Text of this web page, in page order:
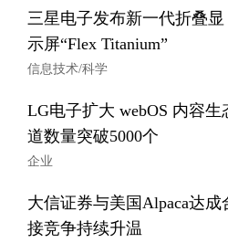
三星电子发布新一代折叠显
示屏“Flex Titanium”
信息技术/科学
LG电子扩大 webOS 内容生
道数量突破5000个
企业
大信证券与美国Alpaca达
接竞争持续升温